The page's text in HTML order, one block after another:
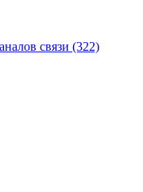
связи (322)